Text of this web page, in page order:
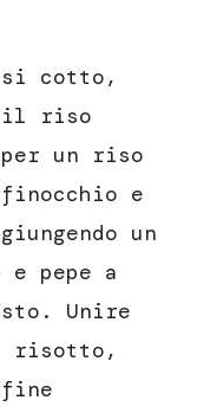
cotto,
il riso
un riso
e
un
pepe a
Unire
risotto,